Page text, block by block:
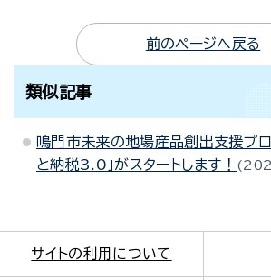
前のページへ戻る
類似記事
鳴門市未来の地場産品創出支援プロ
と納税3.0」がスタートします！
サイトの利用について